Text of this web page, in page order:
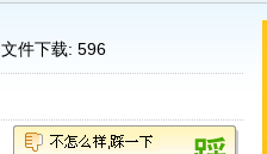
文件下载: 596